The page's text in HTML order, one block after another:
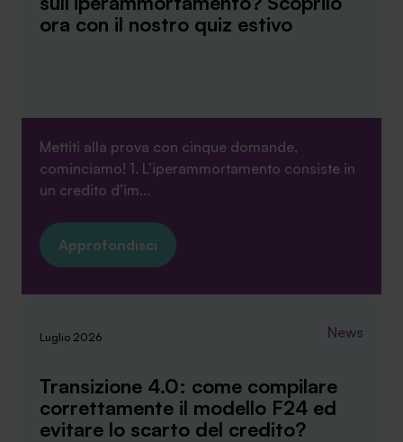
ora con il nostro quiz estivo
Mettiti alla prova con cinque domande,
cominciamo! 1. L’iperammortamento consiste in
un credito d’im...
Approfondisci
Luglio 2026 News
Transizione 4.0: come compilare
correttamente il modello F24 ed
evitare lo scarto del credito?